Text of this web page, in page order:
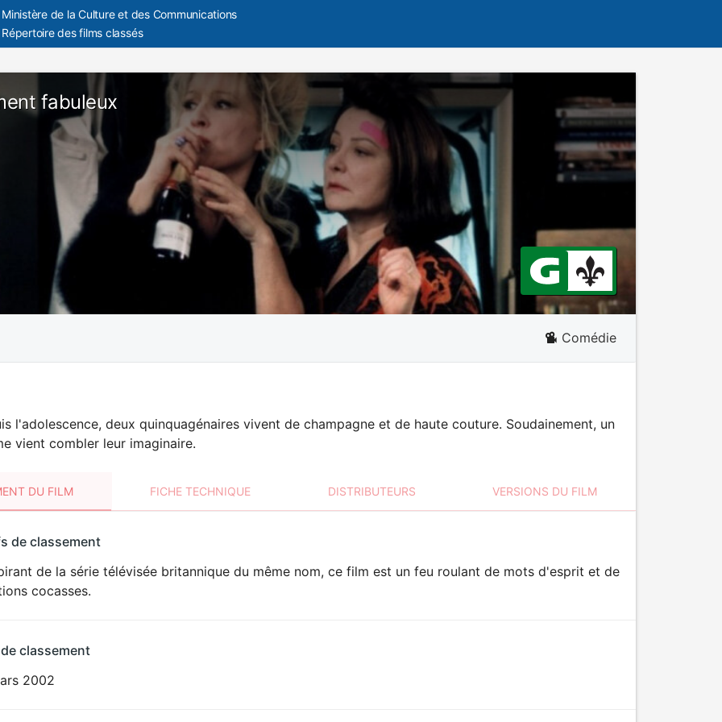
Ministère de la Culture et des Communications
Répertoire des films classés
fabuleux
Comédie
l'adolescence, deux quinquagénaires vivent de champagne et de haute couture. Soudainement, un
vient combler leur imaginaire.
DU FILM FICHE TECHNIQUE DISTRIBUTEURS VERSIONS DU FILM
de classement
de la série télévisée britannique du même nom, ce film est un feu roulant de mots d'esprit et de
cocasses.
classement
2002